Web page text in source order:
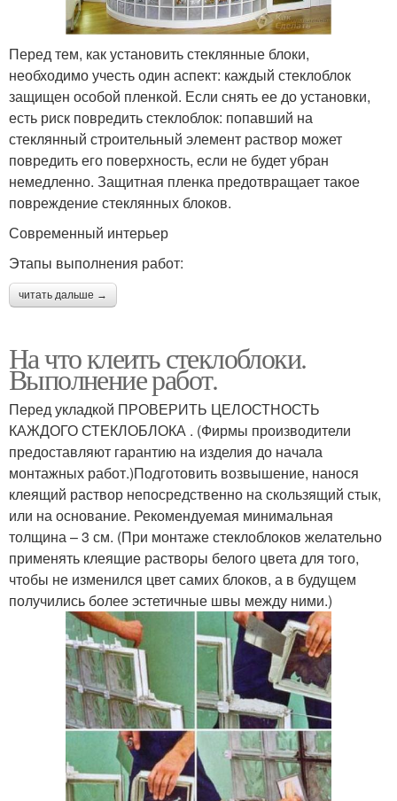
Перед тем, как установить стеклянные блоки,
необходимо учесть один аспект: каждый стеклоблок
защищен особой пленкой. Если снять ее до установки,
есть риск повредить стеклоблок: попавший на
стеклянный строительный элемент раствор может
повредить его поверхность, если не будет убран
немедленно. Защитная пленка предотвращает такое
повреждение стеклянных блоков.
Современный интерьер
Этапы выполнения работ:
читать дальше →
На что клеить стеклоблоки.
Выполнение работ.
Перед укладкой ПРОВЕРИТЬ ЦЕЛОСТНОСТЬ
КАЖДОГО СТЕКЛОБЛОКА . (Фирмы производители
предоставляют гарантию на изделия до начала
монтажных работ.)Подготовить возвышение, нанося
клеящий раствор непосредственно на скользящий стык,
или на основание. Рекомендуемая минимальная
толщина – 3 см. (При монтаже стеклоблоков желательно
применять клеящие растворы белого цвета для того,
чтобы не изменился цвет самих блоков, а в будущем
получились более эстетичные швы между ними.)